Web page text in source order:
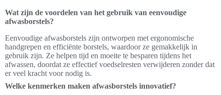
Wat zijn de voordelen van het gebruik van eenvoudige
afwasborstels?
Eenvoudige afwasborstels zijn ontworpen met ergonomische
handgrepen en efficiënte borstels, waardoor ze gemakkelijk in
gebruik zijn. Ze helpen tijd en moeite te besparen tijdens het
afwassen, doordat ze effectief voedselresten verwijderen zonder dat
er veel kracht voor nodig is.
Welke kenmerken maken afwasborstels innovatief?